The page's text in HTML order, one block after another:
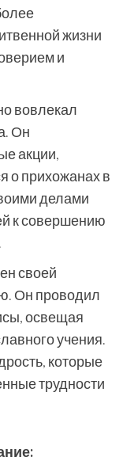
жизни
и
вовлекал
Он
акции,
о прихожанах в
делами
к совершению
своей
Он проводил
освещая
учения.
которые
трудности